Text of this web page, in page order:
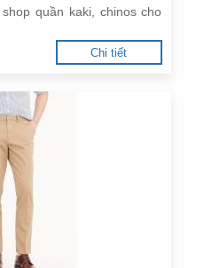
quần kaki, chinos cho
Chi tiết